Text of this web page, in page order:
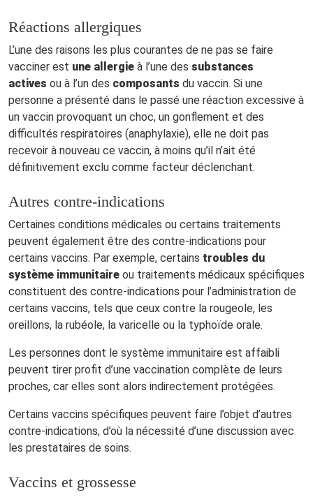
Réactions allergiques
L’une des raisons les plus courantes de ne pas se faire
vacciner est une allergie à l’une des substances
actives ou à l’un des composants du vaccin. Si une
personne a présenté dans le passé une réaction excessive à
un vaccin provoquant un choc, un gonflement et des
difficultés respiratoires (anaphylaxie), elle ne doit pas
recevoir à nouveau ce vaccin, à moins qu’il n’ait été
définitivement exclu comme facteur déclenchant.
Autres contre-indications
Certaines conditions médicales ou certains traitements
peuvent également être des contre-indications pour
certains vaccins. Par exemple, certains troubles du
système immunitaire ou traitements médicaux spécifiques
constituent des contre-indications pour l’administration de
certains vaccins, tels que ceux contre la rougeole, les
oreillons, la rubéole, la varicelle ou la typhoïde orale.
Les personnes dont le système immunitaire est affaibli
peuvent tirer profit d’une vaccination complète de leurs
proches, car elles sont alors indirectement protégées.
Certains vaccins spécifiques peuvent faire l’objet d’autres
contre-indications, d’où la nécessité d’une discussion avec
les prestataires de soins.
Vaccins et grossesse